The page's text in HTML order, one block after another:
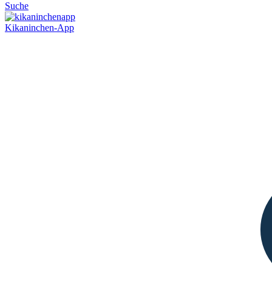
Suche
Kikaninchen-App